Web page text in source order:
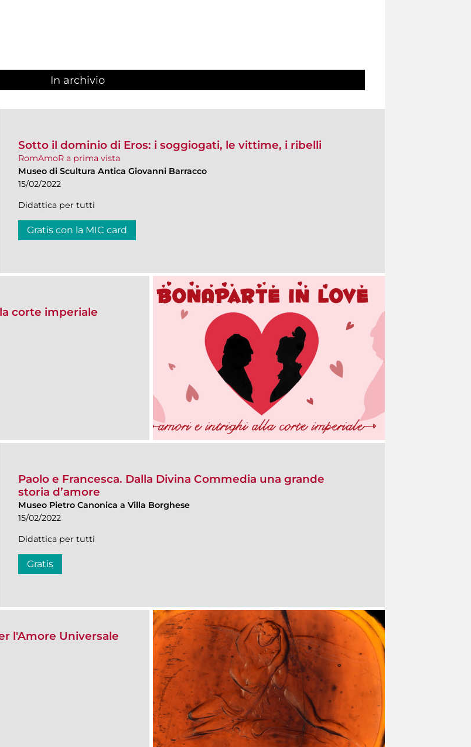
In archivio
Sotto il dominio di Eros: i soggiogati, le vittime, i ribelli
RomAmoR a prima vista
Museo di Scultura Antica Giovanni Barracco
15/02/2022
Didattica per tutti
Gratis con la MIC card
corte imperiale
Paolo e Francesca. Dalla Divina Commedia una grande
storia d’amore
Museo Pietro Canonica a Villa Borghese
15/02/2022
Didattica per tutti
Gratis
l'Amore Universale